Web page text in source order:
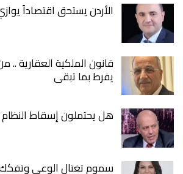
الأردن يستحق اقتصاداً يوازي
يفرط بما تبقى
هل يحتملون إسقاط
سموم تغتال الوعي وتفكك